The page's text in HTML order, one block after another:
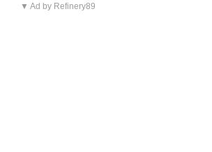
▼ Ad by Refinery89